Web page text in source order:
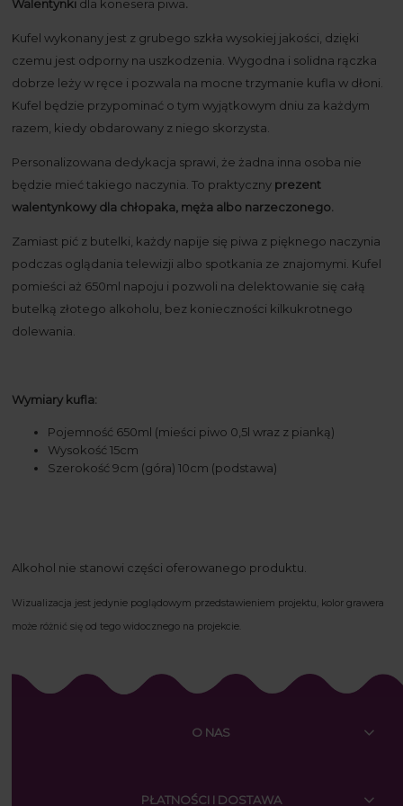
Walentynki dla konesera piwa.
Kufel wykonany jest z grubego szkła wysokiej jakości, dzięki
czemu jest odporny na uszkodzenia. Wygodna i solidna rączka
dobrze leży w ręce i pozwala na mocne trzymanie kufla w dłoni.
Kufel będzie przypominać o tym wyjątkowym dniu za każdym
razem, kiedy obdarowany z niego skorzysta.
Personalizowana dedykacja sprawi, że żadna inna osoba nie
będzie mieć takiego naczynia. To praktyczny prezent
walentynkowy dla chłopaka, męża albo narzeczonego.
Zamiast pić z butelki, każdy napije się piwa z pięknego naczynia
podczas oglądania telewizji albo spotkania ze znajomymi. Kufel
pomieści aż 650ml napoju i pozwoli na delektowanie się całą
butelką złotego alkoholu, bez konieczności kilkukrotnego
dolewania.
Wymiary kufla:
Pojemność 650ml (mieści piwo 0,5l wraz z pianką)
Wysokość 15cm
Szerokość 9cm (góra) 10cm (podstawa)
Alkohol nie stanowi części oferowanego produktu.
Wizualizacja jest jedynie poglądowym przedstawieniem projektu, kolor grawera
może różnić się od tego widocznego na projekcie.
O NAS
PŁATNOŚCI I DOSTAWA